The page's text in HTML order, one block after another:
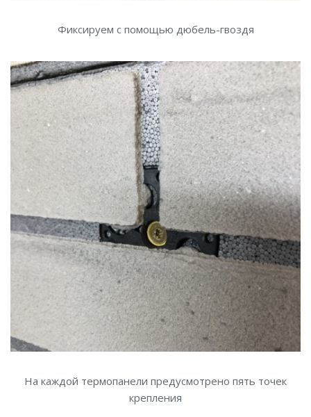
Фиксируем с помощью дюбель-гвоздя
На каждой термопанели предусмотрено пять точек
крепления